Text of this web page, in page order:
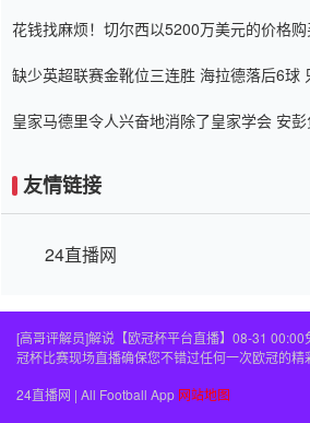
花钱找麻烦！切尔西以5200万美元的价格
缺少英超联赛金靴位三连胜 海拉德落后6球
皇家马德里令人兴奋地消除了皇家学会 安彭
友情链接
24直播网
[高哥评解员]解说【欧冠杯平台直播】08-31
冠杯比赛现场直播确保您不错过任何一次欧冠的精
24直播网 | All Football App 网站地图